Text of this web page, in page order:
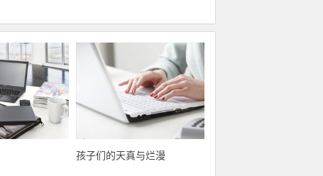
孩子们的天真与烂漫